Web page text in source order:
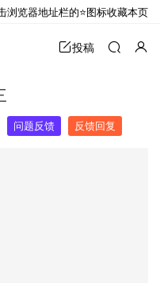
投稿
问题反馈 反馈回复
浏览器地址栏的⭐图标收藏本页